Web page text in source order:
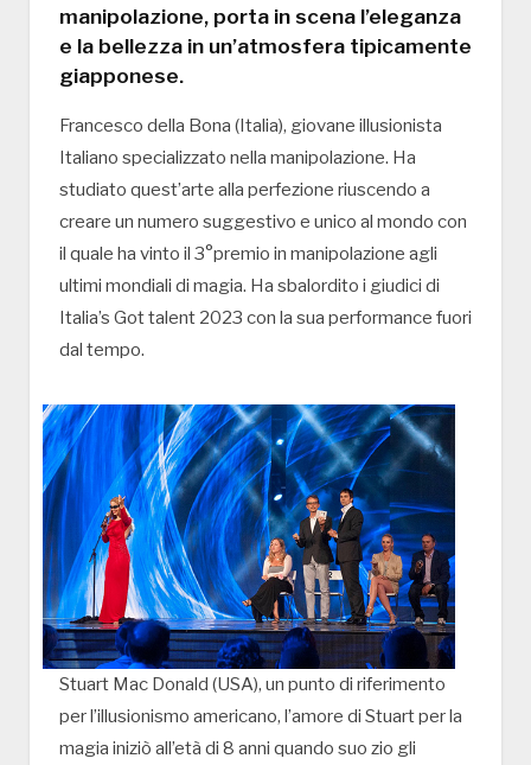
manipolazione, porta in scena l’eleganza
e la bellezza in un’atmosfera tipicamente
giapponese.
Francesco della Bona (Italia), giovane illusionista
Italiano specializzato nella manipolazione. Ha
studiato quest’arte alla perfezione riuscendo a
creare un numero suggestivo e unico al mondo con
il quale ha vinto il 3°premio in manipolazione agli
ultimi mondiali di magia. Ha sbalordito i giudici di
Italia’s Got talent 2023 con la sua performance fuori
dal tempo.
Stuart Mac Donald (USA), un punto di riferimento
per l’illusionismo americano, l’amore di Stuart per la
magia iniziò all’età di 8 anni quando suo zio gli